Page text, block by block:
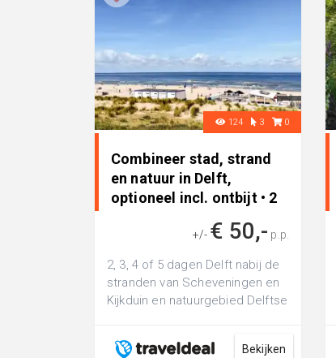
124 3 0
Combineer stad, strand
en natuur in Delft,
optioneel incl. ontbijt • 2
+/- € 50,- p.p.
2, 3, 4 of 5 dagen Delft nabij de
stranden van Scheveningen en
Kijkduin en natuurgebied Delftse
Bekijken